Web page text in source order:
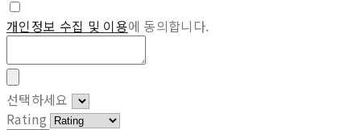
개인정보 수집 및 이용에 동의합니다.
선택하세요
Rating